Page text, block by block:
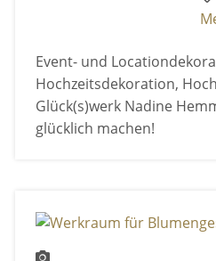
Event- und
Hochzeitsdekoration,
Glück(s)werk Nadine
glücklich machen!